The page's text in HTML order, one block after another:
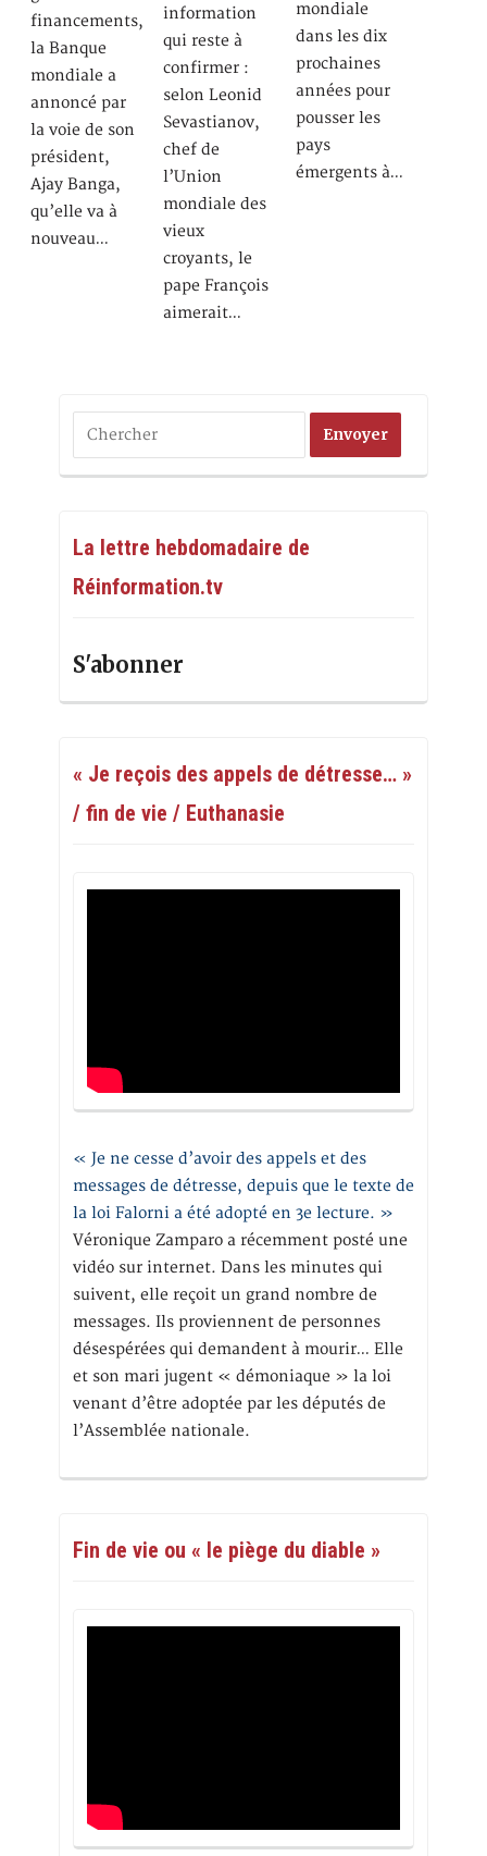
financements,
la Banque
mondiale a
annoncé par
la voie de son
président,
Ajay Banga,
qu’elle va à
nouveau…
information
qui reste à
confirmer :
selon Leonid
Sevastianov,
chef de
l’Union
mondiale des
vieux
croyants, le
pape François
aimerait…
mondiale
dans les dix
prochaines
années pour
pousser les
pays
émergents à…
La lettre hebdomadaire de
Réinformation.tv
S'abonner
« Je reçois des appels de détresse… »
/ fin de vie / Euthanasie
« Je ne cesse d’avoir des appels et des
messages de détresse, depuis que le texte de
la loi Falorni a été adopté en 3e lecture. »
Véronique Zamparo a récemment posté une
vidéo sur internet. Dans les minutes qui
suivent, elle reçoit un grand nombre de
messages. Ils proviennent de personnes
désespérées qui demandent à mourir… Elle
et son mari jugent « démoniaque » la loi
venant d’être adoptée par les députés de
l’Assemblée nationale.
Fin de vie ou « le piège du diable »